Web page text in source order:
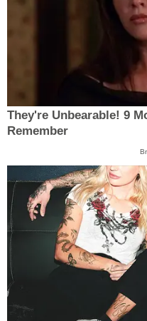
They're Unbearable! 9
Remember